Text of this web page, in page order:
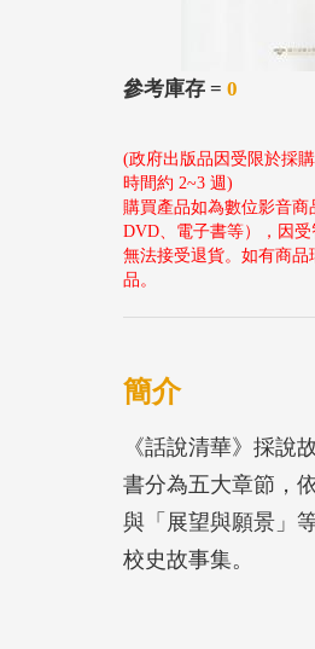
參考庫存 = 0
(政府出版品因受限於採
時間約 2~3 週)
購買產品如為數位影音商
DVD、電子書等），因
無法接受退貨。如有商
品。
簡介
《話說清華》採說
書分為五大章節，
與「展望與願景」
校史故事集。